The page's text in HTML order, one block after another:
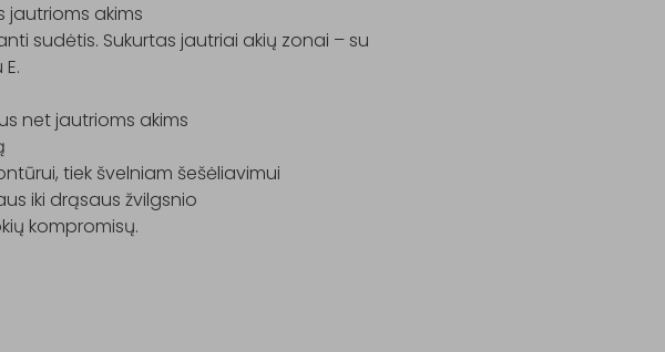
jautrioms akims
sudėtis. Sukurtas jautriai akių zonai – su
net jautrioms akims
tiek švelniam šešėliavimui
iki drąsaus žvilgsnio
kompromisų.